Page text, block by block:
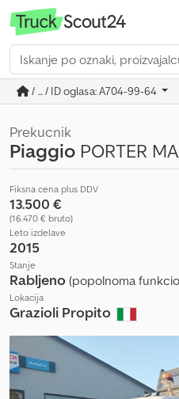
/ ... / ID oglasa: A704-99-64
Prekucnik
Piaggio PORTER
Fiksna cena plus DDV
13.500 €
(16.470 € bruto)
Leto izdelave
2015
Stanje
Rabljeno (popolnoma
Lokacija
Grazioli Propito